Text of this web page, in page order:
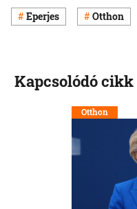
Eperjes Otthon
Kapcsolódó cikk
Otthon